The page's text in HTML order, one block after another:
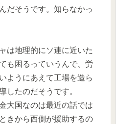
だそうです。知らなかっ
は地理的にソ連に近いた
も困るっていうんで、労
ようにあえて工場を造ら
したのだそうです。
大国なのは最近の話では
きから西側が援助するの